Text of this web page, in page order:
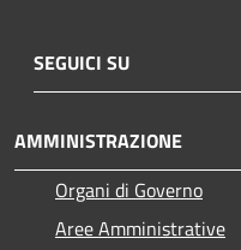
SEGUICI SU
AMMINISTRAZIONE
Organi di Governo
Aree Amministrative